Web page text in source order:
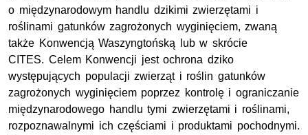
o międzynarodowym handlu dzikimi zwierzętami i
roślinami gatunków zagrożonych wyginięciem, zwaną
także Konwencją Waszyngtońską lub w skrócie
CITES. Celem Konwencji jest ochrona dziko
występujących populacji zwierząt i roślin gatunków
zagrożonych wyginięciem poprzez kontrolę i ograniczanie
międzynarodowego handlu tymi zwierzętami i roślinami,
rozpoznawalnymi ich częściami i produktami pochodnymi.